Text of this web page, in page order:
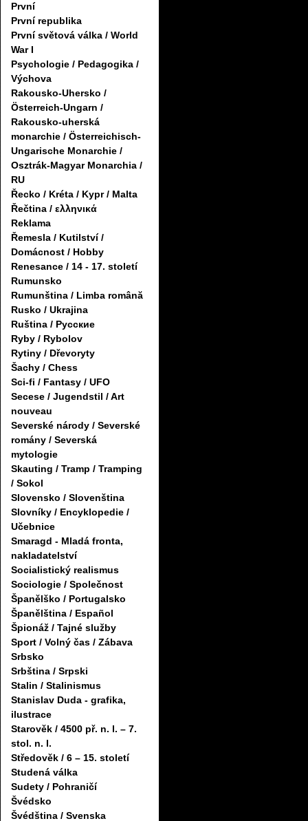
První
První republika
První světová válka / World
War I
Psychologie / Pedagogika /
Výchova
Rakousko-Uhersko /
Österreich-Ungarn /
Rakousko-uherská
monarchie / Österreichisch-
Ungarische Monarchie /
Osztrák-Magyar Monarchia /
RU
Řecko / Kréta / Kypr / Malta
Řečtina / ελληνικά
Reklama
Řemesla / Kutilství /
Domácnost / Hobby
Renesance / 14 - 17. století
Rumunsko
Rumunština / Limba română
Rusko / Ukrajina
Ruština / Русские
Ryby / Rybolov
Rytiny / Dřevoryty
Šachy / Chess
Sci-fi / Fantasy / UFO
Secese / Jugendstil / Art
nouveau
Severské národy / Severské
romány / Severská
mytologie
Skauting / Tramp / Tramping
/ Sokol
Slovensko / Slovenština
Slovníky / Encyklopedie /
Učebnice
Smaragd - Mladá fronta,
nakladatelství
Socialistický realismus
Sociologie / Společnost
Španělško / Portugalsko
Španělština / Español
Špionáž / Tajné služby
Sport / Volný čas / Zábava
Srbsko
Srbština / Srpski
Stalin / Stalinismus
Stanislav Duda - grafika,
ilustrace
Starověk / 4500 př. n. l. – 7.
stol. n. l.
Středověk / 6 – 15. století
Studená válka
Sudety / Pohraničí
Švédsko
Švédština / Svenska